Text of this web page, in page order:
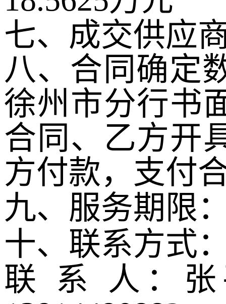
七、成交供应
八、合同确定
徐州市分行书
合同、乙方开
方付款，支付
九、服务期限
十、联系方式
联 系 人：